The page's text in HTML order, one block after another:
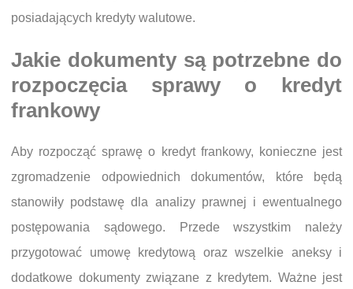
posiadających kredyty walutowe.
Jakie dokumenty są potrzebne do
rozpoczęcia sprawy o kredyt
frankowy
Aby rozpocząć sprawę o kredyt frankowy, konieczne jest
zgromadzenie odpowiednich dokumentów, które będą
stanowiły podstawę dla analizy prawnej i ewentualnego
postępowania sądowego. Przede wszystkim należy
przygotować umowę kredytową oraz wszelkie aneksy i
dodatkowe dokumenty związane z kredytem. Ważne jest